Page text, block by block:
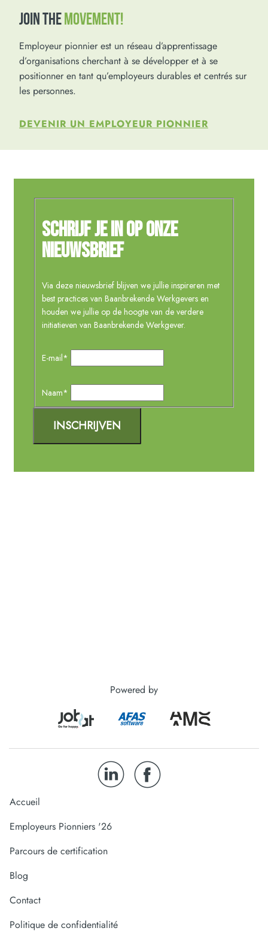
JOIN THEMOVEMENT!
Employeur pionnier est un réseau d’apprentissage
d’organisations cherchant à se développer et à se
positionner en tant qu’employeurs durables et centrés sur
les personnes.
DEVENIR UN EMPLOYEUR PIONNIER
Powered by
Accueil
Employeurs Pionniers '26
Parcours de certification
Blog
Contact
Politique de confidentialité